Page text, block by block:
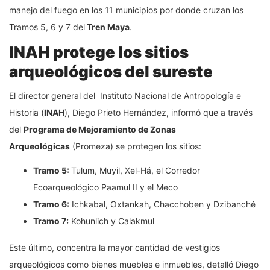
manejo del fuego en los 11 municipios por donde cruzan los
Tramos 5, 6 y 7 delTren Maya.
INAH protege los sitios
arqueológicos del sureste
El director general del Instituto Nacional de Antropología e
Historia (INAH), Diego Prieto Hernández, informó que a través
del Programa de Mejoramiento de Zonas
Arqueológicas (Promeza) se protegen los sitios:
Tramo 5:Tulum, Muyil, Xel-Há, el Corredor
Ecoarqueológico Paamul II y el Meco
Tramo 6: Ichkabal, Oxtankah, Chacchoben y Dzibanché
Tramo 7: Kohunlich y Calakmul
Este último, concentra la mayor cantidad de vestigios
arqueológicos como bienes muebles e inmuebles, detalló Diego